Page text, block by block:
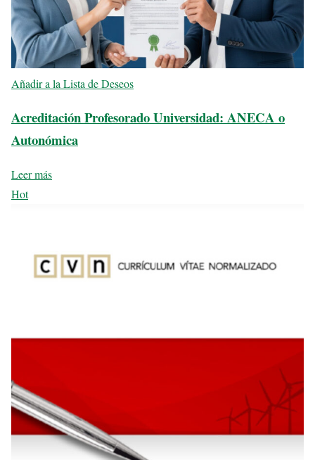
Añadir a la Lista de Deseos
Acreditación Profesorado Universidad: ANECA o
Autonómica
Leer más
Hot